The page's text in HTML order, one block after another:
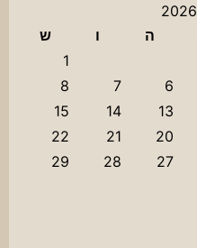
ה ו
ש
1
6
7
8
13
14
15
20
21
22
27
28
29